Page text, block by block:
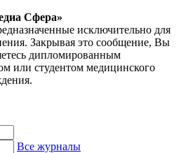
Сфера»
исключительно для
Закрывая это сообщение, Вы
дипломированным
или студентом медицинского
Все журналы